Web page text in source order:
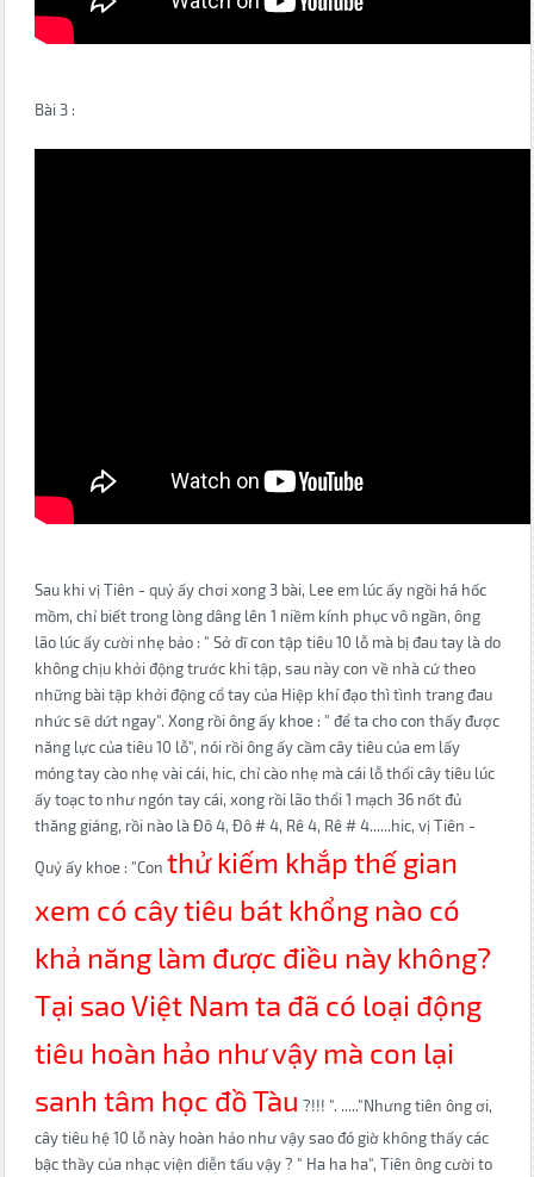
Bài 3 :
Sau khi vị Tiên - quỷ ấy chơi xong 3 bài, Lee em lúc ấy ngồi há hốc
mồm, chỉ biết trong lòng dâng lên 1 niềm kính phục vô ngần, ông
lão lúc ấy cười nhẹ bảo : " Sở dĩ con tập tiêu 10 lỗ mà bị đau tay là do
không chịu khởi động trước khi tập, sau này con về nhà cứ theo
những bài tập khởi động cổ tay của Hiệp khí đạo thì tình trang đau
nhức sẽ dứt ngay". Xong rồi ông ấy khoe : " để ta cho con thấy được
năng lực của tiêu 10 lỗ", nói rồi ông ấy cầm cây tiêu của em lấy
móng tay cào nhẹ vài cái, hic, chỉ cào nhẹ mà cái lỗ thổi cây tiêu lúc
ấy toạc to như ngón tay cái, xong rồi lão thổi 1 mạch 36 nốt đủ
thăng giáng, rồi nào là Đô 4, Đô # 4, Rê 4, Rê # 4......hic, vị Tiên -
Quỷ ấy khoe : "Con thử kiếm khắp thế gian
xem có cây tiêu bát khổng nào có
khả năng làm được điều này không?
Tại sao Việt Nam ta đã có loại động
tiêu hoàn hảo như vậy mà con lại
sanh tâm học đồ Tàu ?!!! ". ....."Nhưng tiên ông ơi,
cây tiêu hệ 10 lỗ này hoàn hảo như vậy sao đó giờ không thấy các
bậc thầy của nhạc viện diễn tấu vậy ? " Ha ha ha", Tiên ông cười to